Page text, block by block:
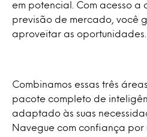
em potencial. Com acesso a
previsão de mercado, você
aproveitar as oportunidades.
Combinamos essas três
pacote completo de
adaptado às suas
Navegue com confiança por